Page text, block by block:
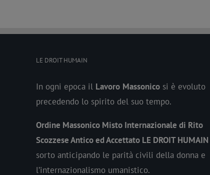
LE DROIT HUMAIN
In ogni epoca il Lavoro Massonico si è evoluto
precedendo lo spirito del suo tempo.
Ordine Massonico Misto Internazionale di Rito
Scozzese Antico ed Accettato LE DROIT HUMAIN
sorto anticipando le parità civili della donna e
l’internazionalismo umanistico.